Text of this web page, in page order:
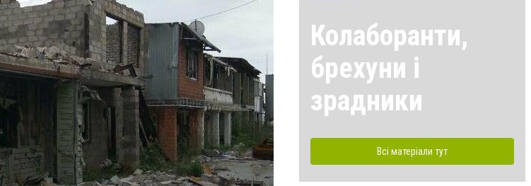
Колаборанти,
брехуни і
зрадники
Всі матеріали тут